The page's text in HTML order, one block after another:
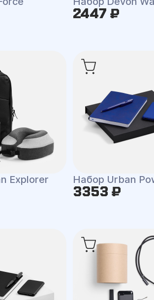
2447 ₽
Explorer Набор Urban
3353 ₽